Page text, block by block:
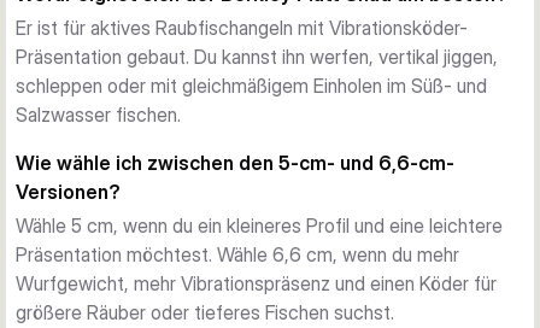
langsam bodennah oder schneller als Reizköder führst.
Geräuscharme Präsentation mit guter Wurfweite
Da der Köder ohne interne Rasseln auskommt, eignet er sich
gut für vorsichtige Fische und unauffällige Präsentationen.
unterstützen zudem weite Würfe, vom Ufer, Boot oder an
offener Küste.
Scharfe Drillinge für Süß- und Salzwasser
Jeder Flatt Shad ist mit stabilen Fusion 19 Drillingen
ausgestattet. Damit ist er in den kleineren Größen eine
starke Wahl für Barsch, Zander, Rapfen, Hecht und
Er ist für aktives Raubfischangeln mit Vibrationsköder-
Präsentation gebaut. Du kannst ihn werfen, vertikal jiggen,
schleppen oder mit gleichmäßigem Einholen im Süß- und
Salzwasser fischen.
Wie wähle ich zwischen den 5-cm- und 6,6-cm-
Versionen?
Wähle 5 cm, wenn du ein kleineres Profil und eine leichtere
Präsentation möchtest. Wähle 6,6 cm, wenn du mehr
Wurfgewicht, mehr Vibrationspräsenz und einen Köder für
größere Räuber oder tieferes Fischen suchst.